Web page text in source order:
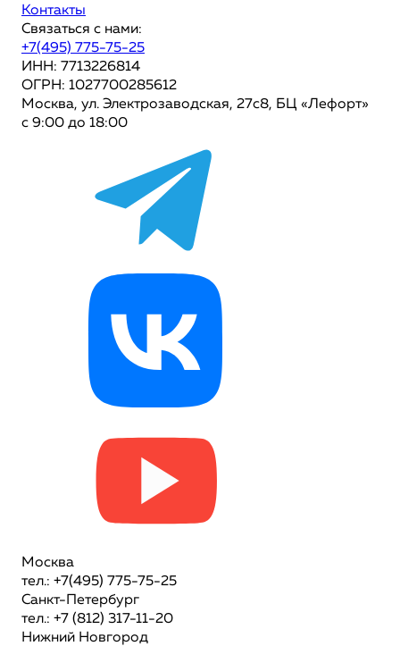
Контакты
Связаться с нами:
+7(495) 775-75-25
ИНН: 7713226814
ОГРН: 1027700285612
Москва, ул. Электрозаводская, 27с8, БЦ «Лефорт»
с 9:00 до 18:00
Москва
тел.: +7(495) 775-75-25
Санкт-Петербург
тел.: +7 (812) 317-11-20
Нижний Новгород